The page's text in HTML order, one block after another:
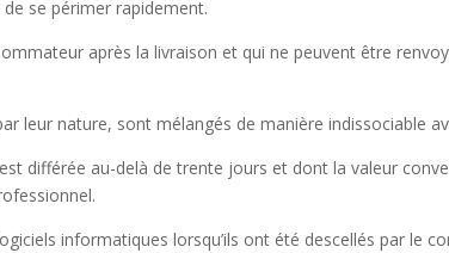
se périmer rapidement.
après la livraison et qui ne peuvent être
leur nature, sont mélangés de manière indissociable
différée au-delà de trente jours et dont la valeur
informatiques lorsqu’ils ont été descellés par le